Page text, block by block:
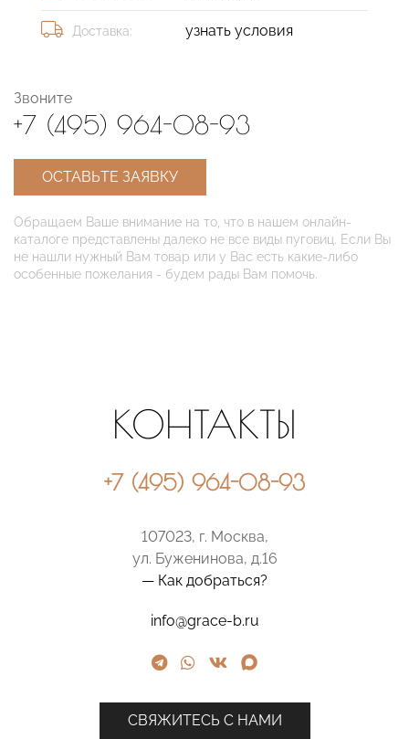
Доставка: узнать условия
Звоните
+7 (495) 964-08-93
ОСТАВЬТЕ ЗАЯВКУ
Обращаем Ваше внимание на то, что в нашем онлайн-
каталоге представлены далеко не все виды пуговиц. Если Вы
не нашли нужный Вам товар или у Вас есть какие-либо
особенные пожелания - будем рады Вам помочь.
КОНТАКТЫ
+7 (495) 964-08-93
107023, г. Москва,
ул. Буженинова, д.16
— Как добраться?
info@grace-b.ru
СВЯЖИТЕСЬ С НАМИ